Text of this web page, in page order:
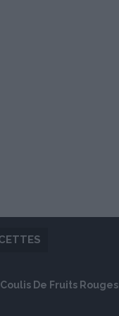
De Fruits